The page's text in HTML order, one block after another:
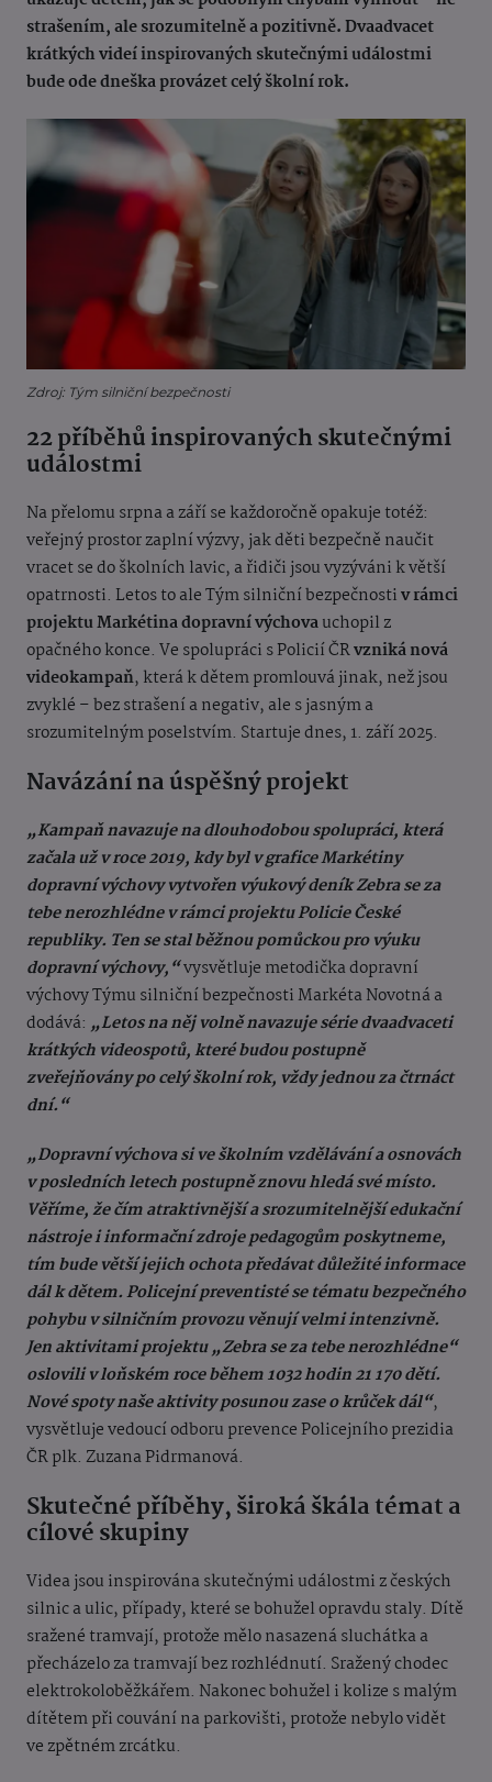
strašením, ale srozumitelně a pozitivně. Dvaadvacet
krátkých videí inspirovaných skutečnými událostmi
bude ode dneška provázet celý školní rok.
Zdroj: Tým silniční bezpečnosti
22 příběhů inspirovaných skutečnými
událostmi
Na přelomu srpna a září se každoročně opakuje totéž:
veřejný prostor zaplní výzvy, jak děti bezpečně naučit
vracet se do školních lavic, a řidiči jsou vyzýváni k větší
opatrnosti. Letos to ale Tým silniční bezpečnostiv rámci
projektu Markétina dopravní výchovauchopil z
opačného konce. Ve spolupráci s Policií ČRvzniká nová
videokampaň, která k dětem promlouvá jinak, než jsou
zvyklé – bez strašení a negativ, ale s jasným a
srozumitelným poselstvím. Startuje dnes, 1. září 2025.
Navázání na úspěšný projekt
„Kampaň navazuje na dlouhodobou spolupráci, která
začala už v roce 2019, kdy byl v grafice Markétiny
dopravní výchovy vytvořen výukový deník Zebra se za
tebe nerozhlédne v rámci projektu Policie České
republiky. Ten se stal běžnou pomůckou pro výuku
dopravní výchovy,“vysvětluje metodička dopravní
výchovy Týmu silniční bezpečnosti Markéta Novotná a
dodává: „Letos na něj volně navazuje série dvaadvaceti
krátkých videospotů, které budou postupně
zveřejňovány po celý školní rok, vždy jednou za čtrnáct
dní.“
„Dopravní výchova si ve školním vzdělávání a osnovách
v posledních letech postupně znovu hledá své místo.
Věříme, že čím atraktivnější a srozumitelnější edukační
nástroje i informační zdroje pedagogům poskytneme,
tím bude větší jejich ochota předávat důležité informace
dál k dětem. Policejní preventisté se tématu bezpečného
pohybu v silničním provozu věnují velmi intenzivně.
Jen aktivitami projektu „Zebra se za tebe nerozhlédne“
oslovili v loňském roce během 1032 hodin 21 170 dětí.
Nové spoty naše aktivity posunou zase o krůček dál“,
vysvětluje vedoucí odboru prevence Policejního prezidia
ČR plk. Zuzana Pidrmanová.
Skutečné příběhy, široká škála témat a
cílové skupiny
Videa jsou inspirována skutečnými událostmi z českých
silnic a ulic, případy, které se bohužel opravdu staly. Dítě
sražené tramvají, protože mělo nasazená sluchátka a
přecházelo za tramvají bez rozhlédnutí. Sražený chodec
elektrokoloběžkářem. Nakonec bohužel i kolize s malým
dítětem při couvání na parkovišti, protože nebylo vidět
ve zpětném zrcátku.